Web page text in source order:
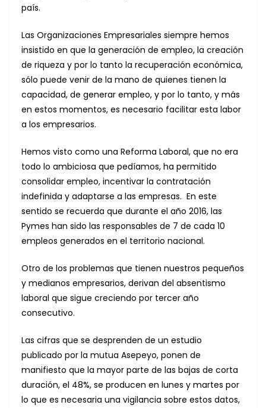
país.
Las Organizaciones Empresariales siempre hemos
insistido en que la generación de empleo, la creación
de riqueza y por lo tanto la recuperación económica,
sólo puede venir de la mano de quienes tienen la
capacidad, de generar empleo, y por lo tanto, y más
en estos momentos, es necesario facilitar esta labor
a los empresarios.
Hemos visto como una Reforma Laboral, que no era
todo lo ambiciosa que pedíamos, ha permitido
consolidar empleo, incentivar la contratación
indefinida y adaptarse a las empresas. En este
sentido se recuerda que durante el año 2016, las
Pymes han sido las responsables de 7 de cada 10
empleos generados en el territorio nacional.
Otro de los problemas que tienen nuestros pequeños
y medianos empresarios, derivan del absentismo
laboral que sigue creciendo por tercer año
consecutivo.
Las cifras que se desprenden de un estudio
publicado por la mutua Asepeyo, ponen de
manifiesto que la mayor parte de las bajas de corta
duración, el 48%, se producen en lunes y martes por
lo que es necesaria una vigilancia sobre estos datos,